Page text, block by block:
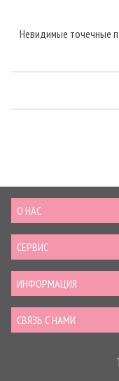
Невидимые точечные
О НАС
СЕРВИС
ИНФОРМАЦИЯ
СВЯЗЬ С НАМИ